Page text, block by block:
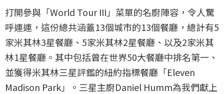
打開參與「World Tour III」菜單的名廚陣容，令人驚
呼連連，這份總共涵蓋13個城市的13個餐廳，總計有5
家米其林3星餐廳、5家米其林2星餐廳、以及2家米其
林1星餐廳。其中包括曾在世界50大餐廳中排名第一、
並獲得米其林三星評鑑的紐約指標餐廳「Eleven
Madison Park」。三星主廚Daniel Humm為我們獻上